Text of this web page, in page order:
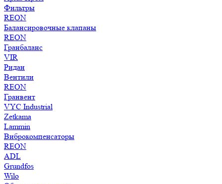
Фильтры
REON
Балансировочные клапаны
REON
Гранбаланс
VIR
Ридан
Вентили
REON
Гранвент
VYC Industrial
Zetkama
Lammin
Виброкомпенсаторы
REON
ADL
Grundfos
Wilo